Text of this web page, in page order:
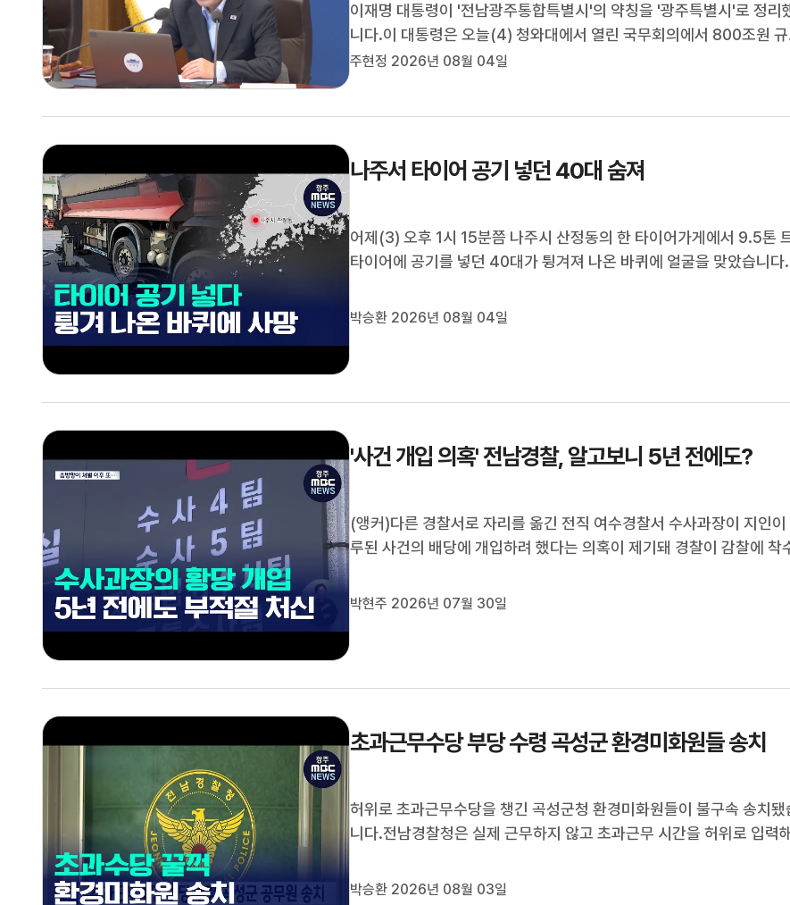
이재명 대통령이 '전남광주통합특별시'의 약칭을 '광주특별시'로 정리
니다.이 대통령은 오늘(4) 청와대에서 열린 국무회의에서 800조원 규
의 반도체 클러스터 조성을 위한 광주 군공항 이전 사업과 관련해, 국책
주현정 2026년 08월 04일
나주서 타이어 공기 넣던 40대 숨져
어제(3) 오후 1시 15분쯤 나주시 산정동의 한 타이어가게에서 9.5톤
타이어에 공기를 넣던 40대가 튕겨져 나온 바퀴에 얼굴을 맞았습니다.
습니다.경찰은 정확한 사고 경위를 조사하고 있습니다.
박승환 2026년 08월 04일
'사건 개입 의혹' 전남경찰, 알고보니 5년 전에도?
(앵커)다른 경찰서로 자리를 옮긴 전직 여수경찰서 수사과장이 지인이
루된 사건의 배당에 개입하려 했다는 의혹이 제기돼 경찰이 감찰에 착
를 받은 사실이 드러났습니다.박현주 기자가 취재했습니다.(기자)올해
박현주 2026년 07월 30일
초과근무수당 부당 수령 곡성군 환경미화원들 송치
허위로 초과근무수당을 챙긴 곡성군청 환경미화원들이 불구속 송치됐
니다.전남경찰청은 실제 근무하지 않고 초과근무 시간을 허위로 입력
고 밝혔습니다.이들은 지난해 감사원 감사에서 비위 행위가 적발됐으며,
박승환 2026년 08월 03일